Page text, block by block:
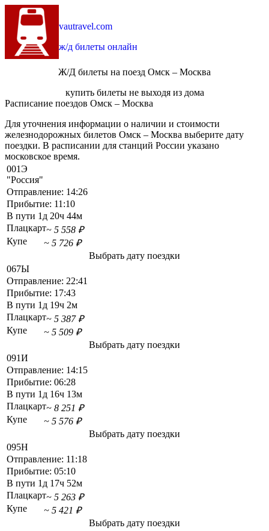
vautravel.com
ж/д билеты онлайн
Ж/Д билеты на поезд Омск – Москва
купить билеты не выходя из дома
Расписание поездов Омск – Москва
Для уточнения информации о наличии и стоимости
железнодорожных билетов Омск – Москва выберите дату
поездки. В расписании для станций России указано
московское время.
001Э
"Россия"
Отправление: 14:26
Прибытие: 11:10
В пути 1д 20ч 44м
Плацкарт~ 5 558 ₽
Купе
~ 5 726 ₽
Выбрать дату поездки
067Ы
Отправление: 22:41
Прибытие: 17:43
В пути 1д 19ч 2м
Плацкарт~ 5 387 ₽
Купе
~ 5 509 ₽
Выбрать дату поездки
091И
Отправление: 14:15
Прибытие: 06:28
В пути 1д 16ч 13м
Плацкарт~ 8 251 ₽
Купе
~ 5 576 ₽
Выбрать дату поездки
095Н
Отправление: 11:18
Прибытие: 05:10
В пути 1д 17ч 52м
Плацкарт~ 5 263 ₽
Купе
~ 5 421 ₽
Выбрать дату поездки